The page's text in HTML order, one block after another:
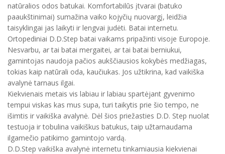
natūralios odos batukai. Komfortabilūs įtvarai (batuko
paaukštinimai) sumažina vaiko kojyčių nuovargį, leidžia
taisyklingai jas laikyti ir lengvai judėti. Batai internetu.
Ortopediniai D.D.Step batai vaikams pripažinti visoje Europoje.
Nesvarbu, ar tai batai mergaitei, ar tai batai berniukui,
gamintojas naudoja pačios aukščiausios kokybės medžiagas,
tokias kaip natūrali oda, kaučiukas. Jos užtikrina, kad vaikiška
avalynė tarnaus ilgai.
Kiekvienais metais vis labiau ir labiau spartėjant gyvenimo
tempui viskas kas mus supa, turi taikytis prie šio tempo, ne
išimtis ir vaikiška avalynė. Dėl šios priežasties D.D. Step nuolat
testuoja ir tobulina vaikiškus batukus, taip užtarnaudama
ilgamečio patikimo gamintojo vardą.
D.D.Step vaikiška avalynė internetu tinkamiausia kiekvienai